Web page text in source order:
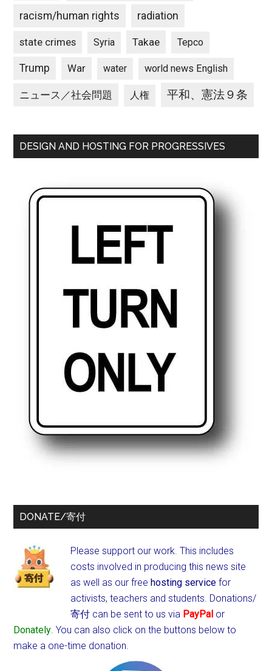
racism/human rights radiation
state crimes Syria Takae Tepco
Trump War water world news English
ニュース／社会問題 人権 平和、憲法９条
DESIGN AND HOSTING FOR PROGRESSIVES
DONATE/寄付
Please support our work. This includes
costs involved in producing this news site
as well as our freehosting service for
activists, teachers and students. Donations/
寄付 can be sent to us via PayPal or
Donately. You can also click on the buttons below to
make a one-time donation.